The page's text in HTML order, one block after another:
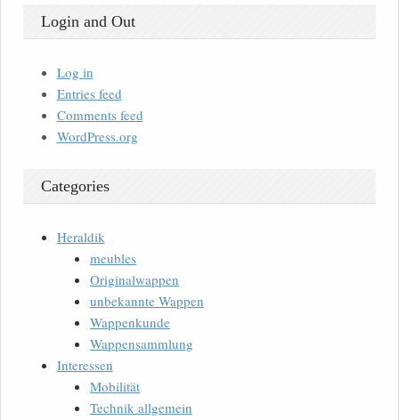
Login and Out
Log in
Entries feed
Comments feed
WordPress.org
Categories
Heraldik
meubles
Originalwappen
unbekannte Wappen
Wappenkunde
Wappensammlung
Interessen
Mobilität
Technik allgemein